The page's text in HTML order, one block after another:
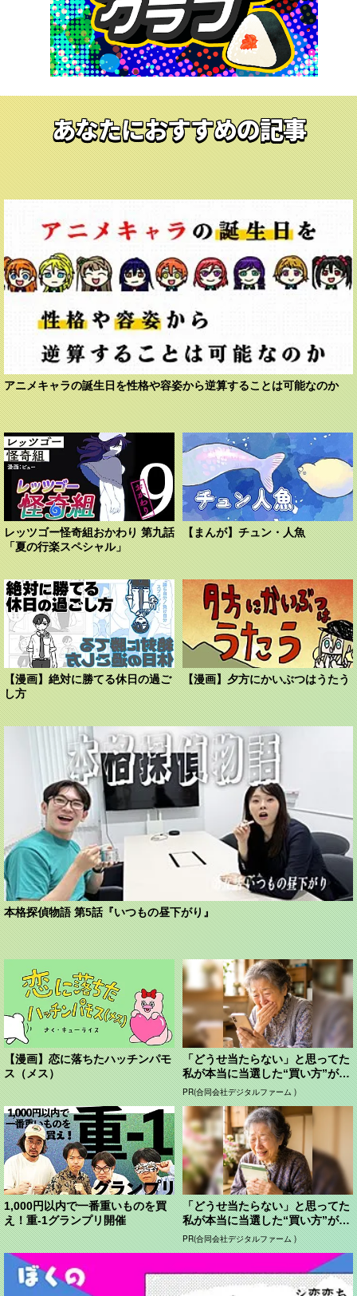
あなたにおすすめの記事
アニメキャラの誕生日を性格や容姿から逆算することは可能なのか
レッツゴー怪奇組おかわり 第九話
「夏の行楽スペシャル」
【まんが】チュン・人魚
【漫画】絶対に勝てる休日の過ご
し方
【漫画】夕方にかいぶつはうたう
本格探偵物語 第5話『いつもの昼下がり』
【漫画】恋に落ちたハッチンパモ
ス（メス）
「どうせ当たらない」と思ってた
私が本当に当選した“買い方”がこ
れ
PR(合同会社デジタルファーム )
1,000円以内で一番重いものを買
え！重-1グランプリ開催
「どうせ当たらない」と思ってた
私が本当に当選した“買い方”がこ
れ
PR(合同会社デジタルファーム )